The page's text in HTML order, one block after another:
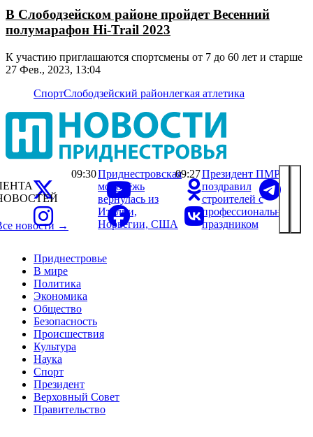
В Слободзейском районе пройдет Весенний
полумарафон Hi-Trail 2023
К участию приглашаются спортсмены от 7 до 60 лет и старше
27 Фев., 2023, 13:04
СпортСлободзейский районлегкая атлетика
Приднестровье
В мире
Политика
Экономика
Общество
Безопасность
Происшествия
Культура
Наука
Спорт
Президент
Верховный Совет
Правительство
новости →
09:30Приднестровская
молодёжь
вернулась из
Италии,
Норвегии, США
09:27Президент ПМР
поздравил
строителей с
профессиональным
праздником